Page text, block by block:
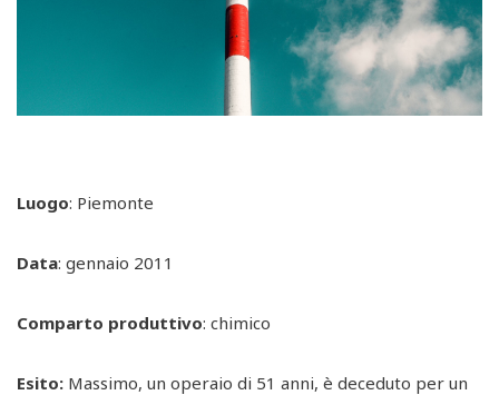
Luogo: Piemonte
Data: gennaio 2011
Comparto produttivo: chimico
Esito: Massimo, un operaio di 51 anni, è deceduto per un